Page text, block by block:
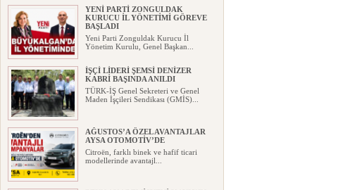
YENİ PARTİ ZONGULDAK
KURUCU İL YÖNETİMİ GÖREVE
BAŞLADI
Yeni Parti Zonguldak Kurucu İl
Yönetim Kurulu, Genel Başkan...
İŞÇİ LİDERİ ŞEMSİ DENİZER
KABRİ BAŞINDA ANILDI
TÜRK-İŞ Genel Sekreteri ve Genel
Maden İşçileri Sendikası (GMİS)...
AĞUSTOS’A ÖZEL AVANTAJLAR
AYSA OTOMOTİV’DE
Citroën, farklı binek ve hafif ticari
modellerinde avantajl...